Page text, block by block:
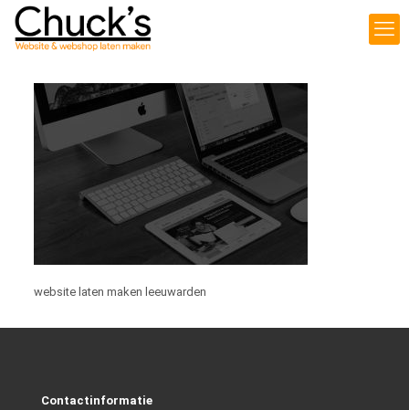
website laten maken leeuwarden
Contactinformatie